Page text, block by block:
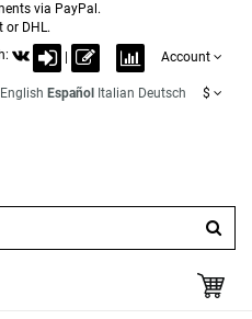
via PayPal.
or DHL.
Account
English Español Italian Deutsch $